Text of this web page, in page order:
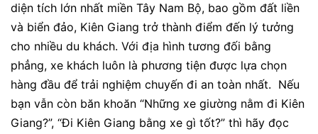
diện tích lớn nhất miền Tây Nam Bộ, bao gồm đất liền
và biển đảo, Kiên Giang trở thành điểm đến lý tưởng
cho nhiều du khách. Với địa hình tương đối bằng
phẳng, xe khách luôn là phương tiện được lựa chọn
hàng đầu để trải nghiệm chuyến đi an toàn nhất. Nếu
bạn vẫn còn băn khoăn “Những xe giường nằm đi Kiên
Giang?”, “Đi Kiên Giang bằng xe gì tốt?” thì hãy đọc